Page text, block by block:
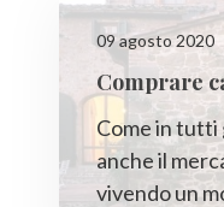
09 agosto 2020
Comprare
Come in tutti
anche il
vivendo un